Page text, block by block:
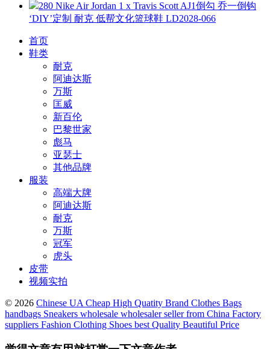
280 Nike Air Jordan 1 x Travis Scott AJ1倒勾 乔一倒钩
‘DIY’定制 耐克 低帮文化篮球鞋 LD2028-066
首页
鞋类
耐克
阿迪达斯
万斯
匡威
新百伦
巴黎世家
彪马
亚瑟士
其他品牌
服装
高端大牌
阿迪达斯
耐克
万斯
冠军
虎头
皮带
视频实拍
© 2026 Chinese UA Cheap High Quatity Brand Clothes Bags
handbags Sneakers wholesale wholesaler seller from China Factory
suppliers Fashion Clothing Shoes best Quality Beautiful Price